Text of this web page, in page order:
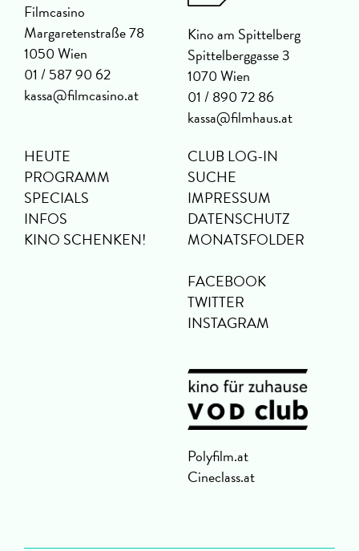
Filmcasino
Margaretenstraße 78
1050 Wien
01 / 587 90 62
kassa@filmcasino.at
Kino am Spittelberg
Spittelberggasse 3
1070 Wien
01 / 890 72 86
kassa@filmhaus.at
HEUTE
PROGRAMM
SPECIALS
INFOS
KINO SCHENKEN!
CLUB LOG-IN
SUCHE
IMPRESSUM
DATENSCHUTZ
MONATSFOLDER
FACEBOOK
TWITTER
INSTAGRAM
Polyfilm.at
Cineclass.at